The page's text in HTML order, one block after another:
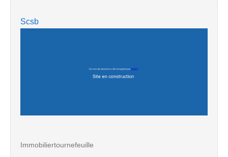
Scsb
Immobiliertournefeuille